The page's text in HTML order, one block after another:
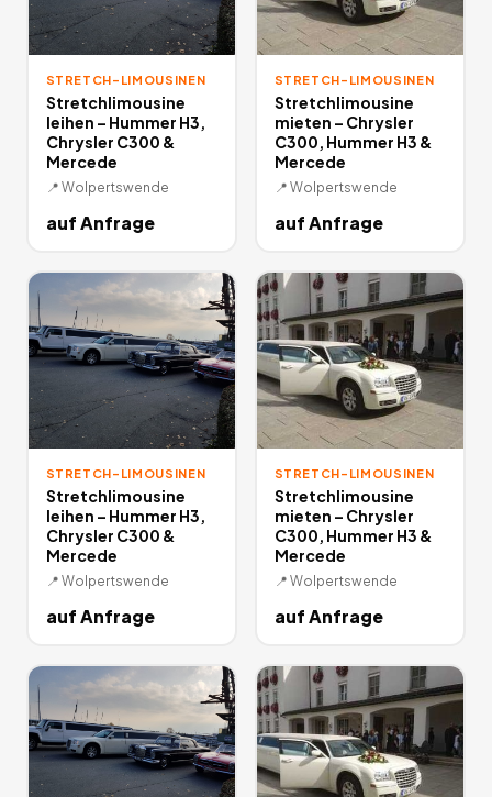
STRETCH-LIMOUSINEN
Stretchlimousine
leihen – Hummer H3,
Chrysler C300 &
Mercede
📍 Wolpertswende
auf Anfrage
STRETCH-LIMOUSINEN
Stretchlimousine
mieten – Chrysler
C300, Hummer H3 &
Mercede
📍 Wolpertswende
auf Anfrage
STRETCH-LIMOUSINEN
Stretchlimousine
leihen – Hummer H3,
Chrysler C300 &
Mercede
📍 Wolpertswende
auf Anfrage
STRETCH-LIMOUSINEN
Stretchlimousine
mieten – Chrysler
C300, Hummer H3 &
Mercede
📍 Wolpertswende
auf Anfrage